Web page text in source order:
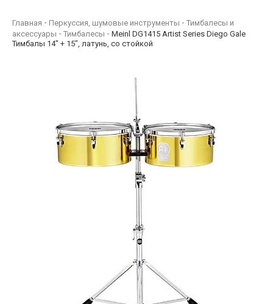
Главная Перкуссия, шумовые инструменты
Тимбалесы и
аксессуары
Тимбалесы
Meinl DG1415 Artist Series Diego Gale
Тимбалы 14" + 15", латунь, со стойкой